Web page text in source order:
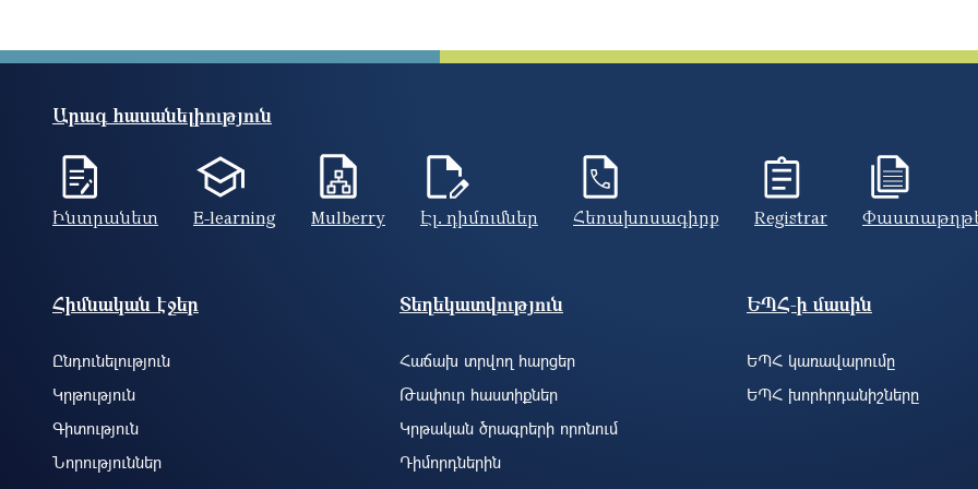
Արագ հասանելիություն
Ինտրանետ E-learning Mulberry Էլ. դիմումներ Հեռախոսագիրք Registrar
Footer site information
Հիմնական էջեր
Ընդունելություն
Կրթություն
Գիտություն
Նորություններ
Տեղեկատվություն
Հաճախ տրվող հարցեր
Թափուր հաստիքներ
Կրթական ծրագրերի որոնում
Դիմորդներին
ԵՊՀ-ի մասին
ԵՊՀ կառավարումը
ԵՊՀ խորհրդանիշները